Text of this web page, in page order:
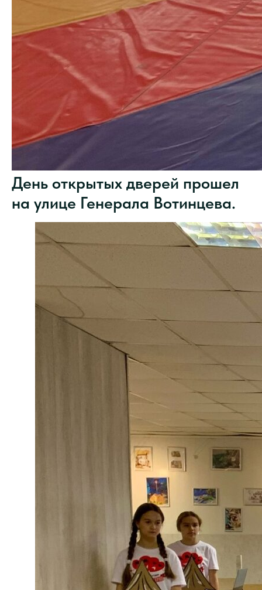
День открытых дверей прошел
на улице Генерала Вотинцева.